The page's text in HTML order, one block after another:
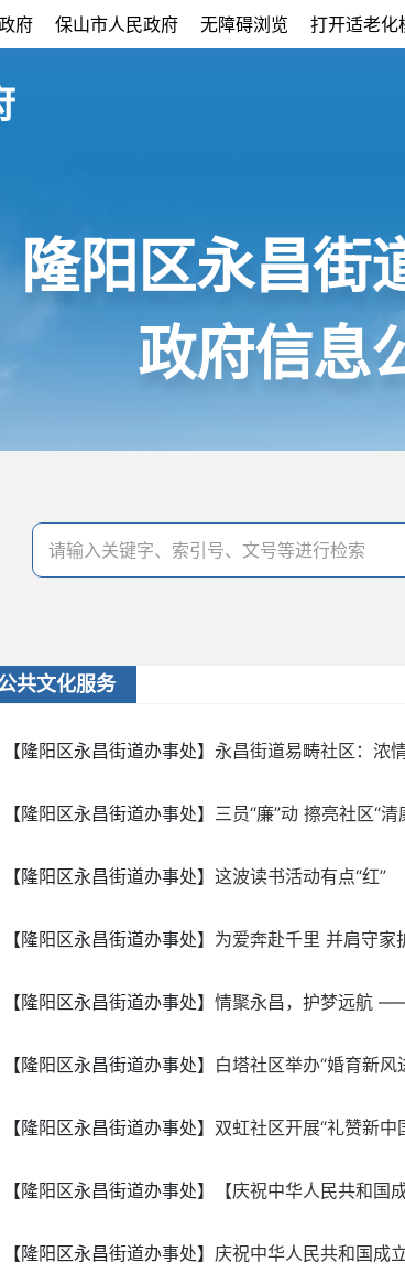
府 保山市人民政府 无障碍浏览 打开适老化
隆阳区永昌街
政府信息
共文化服务
【隆阳区永昌街道办事处】 永昌街道易畴社区：浓
【隆阳区永昌街道办事处】 三员“廉”动 擦亮社区“清
【隆阳区永昌街道办事处】 这波读书活动有点“红”
【隆阳区永昌街道办事处】 为爱奔赴千里 并肩守家
【隆阳区永昌街道办事处】 情聚永昌，护梦远航
【隆阳区永昌街道办事处】 白塔社区举办“婚育新风
【隆阳区永昌街道办事处】 双虹社区开展“礼赞新中
【隆阳区永昌街道办事处】 【庆祝中华人民共和
【隆阳区永昌街道办事处】 庆祝中华人民共和国成